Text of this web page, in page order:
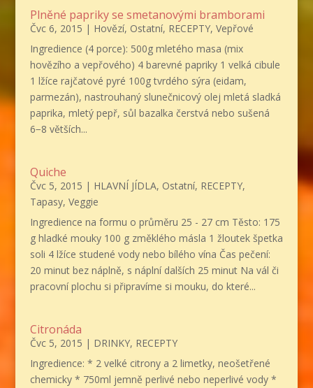
Plněné papriky se smetanovými bramborami
Čvc 6, 2015 | Hovězí, Ostatní, RECEPTY, Vepřové
Ingredience (4 porce): 500g mletého masa (mix
hovězího a vepřového) 4 barevné papriky 1 velká cibule
1 lžíce rajčatové pyré 100g tvrdého sýra (eidam,
parmezán), nastrouhaný slunečnicový olej mletá sladká
paprika, mletý pepř, sůl bazalka čerstvá nebo sušená
6−8 větších...
Quiche
Čvc 5, 2015 | HLAVNÍ JÍDLA, Ostatní, RECEPTY,
Tapasy, Veggie
Ingredience na formu o průměru 25 - 27 cm Těsto: 175
g hladké mouky 100 g změklého másla 1 žloutek špetka
soli 4 lžíce studené vody nebo bílého vína Čas pečení:
20 minut bez náplně, s náplní dalších 25 minut Na vál či
pracovní plochu si připravíme si mouku, do které...
Citronáda
Čvc 5, 2015 | DRINKY, RECEPTY
Ingredience: * 2 velké citrony a 2 limetky, neošetřené
chemicky * 750ml jemně perlivé nebo neperlivé vody *